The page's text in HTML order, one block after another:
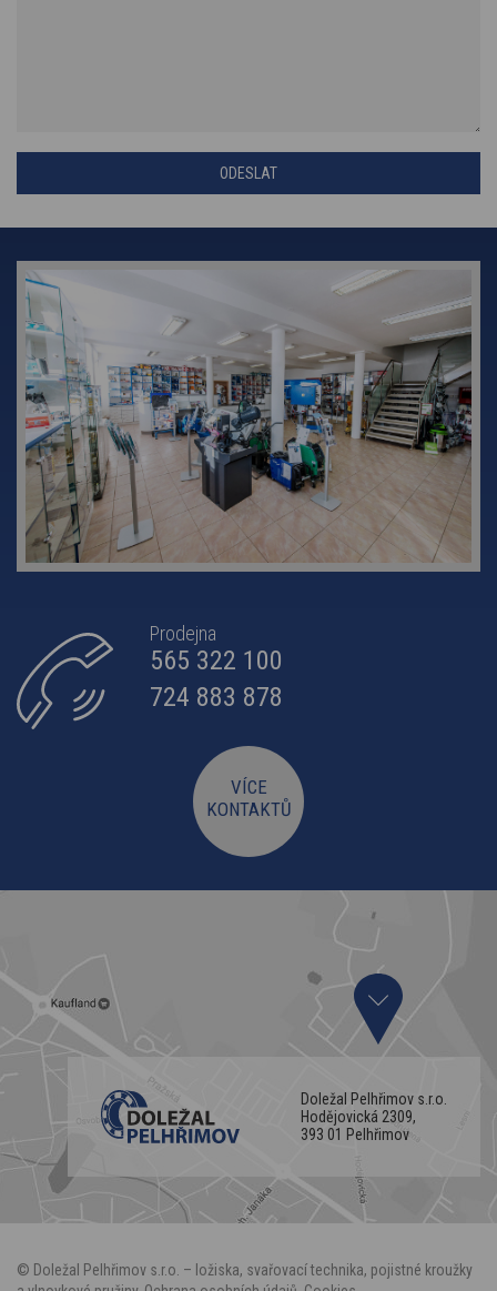
Prodejna
565 322 100
724 883 878
VÍCE
KONTAKTŮ
Doležal Pelhřimov s.r.o.
Hodějovická 2309,
393 01 Pelhřimov
© Doležal Pelhřimov s.r.o. – ložiska, svařovací technika, pojistné kroužky